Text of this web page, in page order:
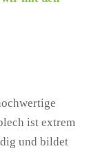
ist extrem
und bildet